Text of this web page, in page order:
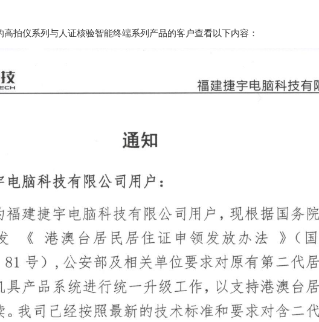
拍仪系列与人证核验智能终端系列产品的客户查看以下内容：